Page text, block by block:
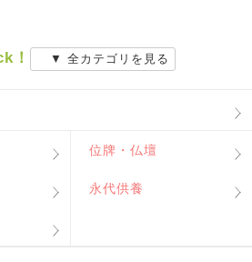
！
▼ 全カテゴリを見る
位牌・仏壇
永代供養